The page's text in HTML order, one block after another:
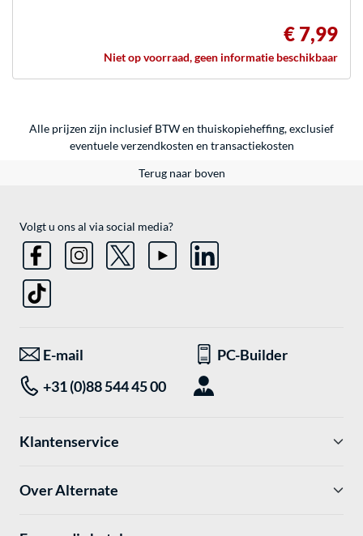
€ 7,99
Niet op voorraad, geen informatie beschikbaar
Alle prijzen zijn inclusief BTW en thuiskopieheffing, exclusief
eventueleverzendkosten en transactiekosten
Terug naar boven
Volgt u ons al via social media?
E-mail
PC-Builder
+31 (0)88 544 45 00
Klantenservice
Over Alternate